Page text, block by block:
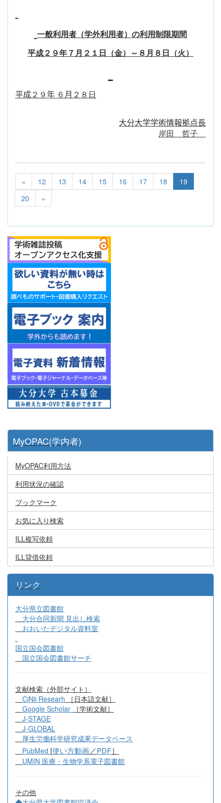
一般利用者（学外利用者）の利用制限期間
平成２９年７月２１日（金）～８月８日（火）
平成２９年 ６ 月 ２８日
大分大学学術情報拠点長
岸田 哲子
« 12 13 14 15 16 17 18
19
20
»
MyOPAC(学内者)
MyOPAC利用方法
利用状況の確認
ブックマーク
お気に入り検索
ILL複写依頼
ILL貸借依頼
リンク
大分県立図書館
大分合同新聞 見出し検索
おおいたデジタル資料室
国立国会図書館
国立国会図書館サーチ
文献検索（外部サイト）
CiNii Researh ［日本語文献］
Google Scholar
［学術文献］
J-STAGE
J-GLOBAL
厚生労働科学研究成果データベース
PubMed [使い方動画／PDF］
UMIN 医療・生物学系電子図書館
その他